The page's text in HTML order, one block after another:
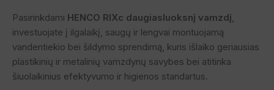
Pasirinkdami HENCO RIXc daugiasluoksnį vamzdį,
investuojate į ilgalaikį, saugų ir lengvai montuojamą
vandentiekio bei šildymo sprendimą, kuris išlaiko geriausias
plastikinių ir metalinių vamzdynų savybes bei atitinka
šiuolaikinius efektyvumo ir higienos standartus.